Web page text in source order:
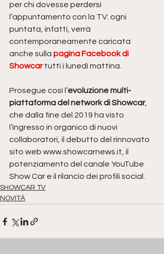
per chi dovesse perdersi
l’appuntamento con la TV: ogni
puntata, infatti, verrà
contemporaneamente caricata
anche sulla pagina Facebook di
Showcar tutti i lunedì mattina.
Prosegue così l’evoluzione multi-
piattaforma del network di Showcar,
che dalla fine del 2019 ha visto
l’ingresso in organico di nuovi
collaboratori, il debutto del rinnovato
sito web www.showcarnews.it, il
potenziamento del canale YouTube
Show Car e il rilancio dei profili social.
SHOWCAR TV
NOVITÀ